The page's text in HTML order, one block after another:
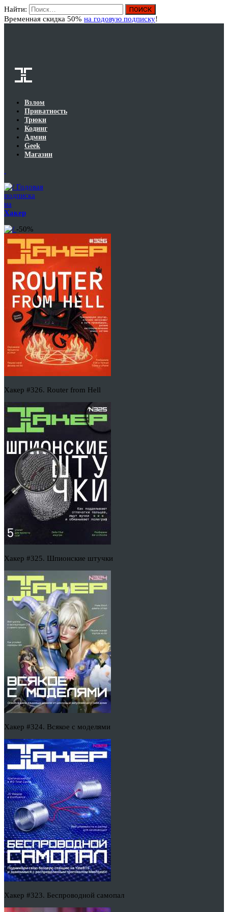
Найти:
Временная скидка 50% на годовую подписку!
Взлом
Приватность
Трюки
Кодинг
Админ
Geek
Магазин
Годовая
подписка
на
Хакер
-50%
Хакер #326. Router from Hell
Хакер #325. Шпионские штучки
Хакер #324. Всякое с моделями
Хакер #323. Беспроводной самопал